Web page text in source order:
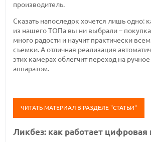
производитель.
Сказать напоследок хочется лишь одно:
из нашего ТОПа вы ни выбрали –
много радости и научит практически
съемки. А отличная реализация
этих камерах облегчит переход на
аппаратом.
ЧИТАТЬ МАТЕРИАЛ В РАЗДЕЛЕ "СТАТЬИ"
Ликбез: как работает цифровая